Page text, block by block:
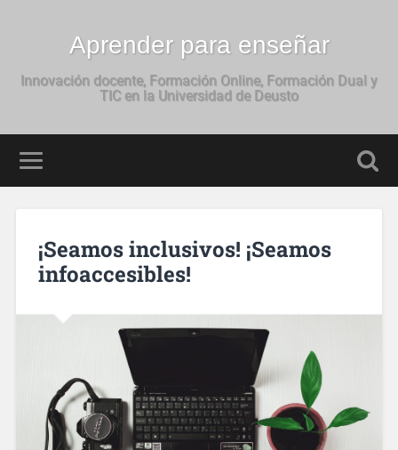
Aprender para enseñar
Innovación docente, Formación Online, Formación Dual y
TIC en la Universidad de Deusto
¡Seamos inclusivos! ¡Seamos
infoaccesibles!